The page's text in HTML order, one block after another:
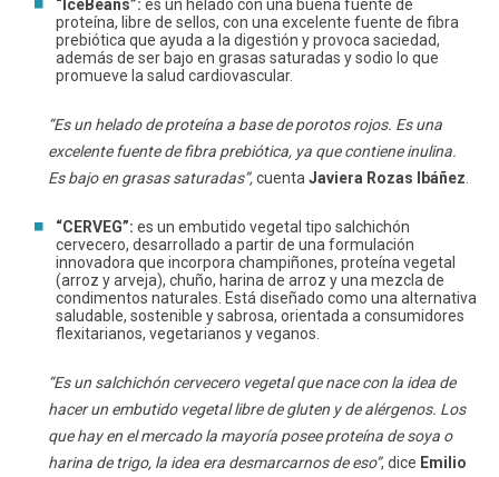
“IceBeans”: es un helado con una buena fuente de
proteína, libre de sellos, con una excelente fuente de fibra
prebiótica que ayuda a la digestión y provoca saciedad,
además de ser bajo en grasas saturadas y sodio lo que
promueve la salud cardiovascular.
“Es un helado de proteína a base de porotos rojos. Es una
excelente fuente de fibra prebiótica, ya que contiene inulina.
Es bajo en grasas saturadas”,cuentaJaviera Rozas Ibáñez
“CERVEG”: es un embutido vegetal tipo salchichón
cervecero, desarrollado a partir de una formulación
innovadora que incorpora champiñones, proteína vegetal
(arroz y arveja), chuño, harina de arroz y una mezcla de
condimentos naturales. Está diseñado como una alternativa
saludable, sostenible y sabrosa, orientada a consumidores
flexitarianos, vegetarianos y veganos.
“Es un salchichón cervecero vegetal que nace con la idea de
hacer un embutido vegetal libre de gluten y de alérgenos. Los
que hay en el mercado la mayoría posee proteína de soya o
harina de trigo, la idea era desmarcarnos de eso”, dice Emilio